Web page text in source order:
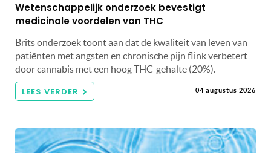
Wetenschappelijk onderzoek bevestigt
medicinale voordelen van THC
Brits onderzoek toont aan dat de kwaliteit van leven van
patiënten met angsten en chronische pijn flink verbetert
door cannabis met een hoog THC-gehalte (20%).
LEES VERDER 04 augustus 2026